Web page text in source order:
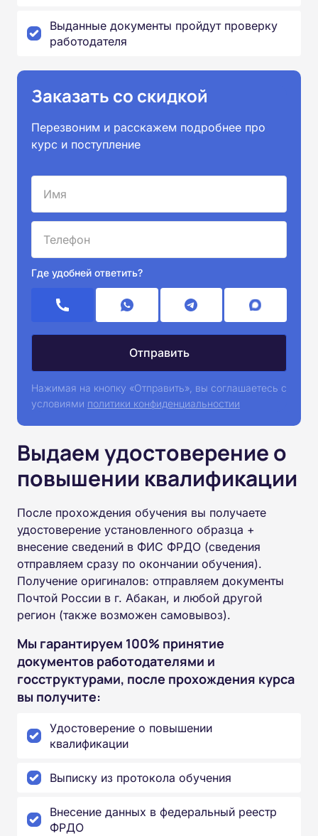
Выданные документы пройдут проверку
работодателя
Заказать со скидкой
Перезвоним и расскажем подробнее про
курс и поступление
Где удобней ответить?
Нажимая на кнопку «Отправить», вы соглашаетесь с
условиями политики конфиденциальностии
Выдаем удостоверение о
повышении квалификации
После прохождения обучения вы получаете
удостоверение установленного образца +
внесение сведений в ФИС ФРДО (сведения
отправляем сразу по окончании обучения).
Получение оригиналов: отправляем документы
Почтой России в г. Абакан, и любой другой
регион (также возможен самовывоз).
Мы гарантируем 100% принятие
документов работодателями и
госструктурами, после прохождения курса
вы получите:
Удостоверение о повышении
квалификации
Выписку из протокола обучения
Внесение данных в федеральный реестр
ФРДО